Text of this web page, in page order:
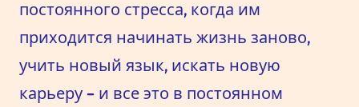
постоянного стресса, когда им
приходится начинать жизнь заново,
учить новый язык, искать новую
карьеру - и все это в постоянном